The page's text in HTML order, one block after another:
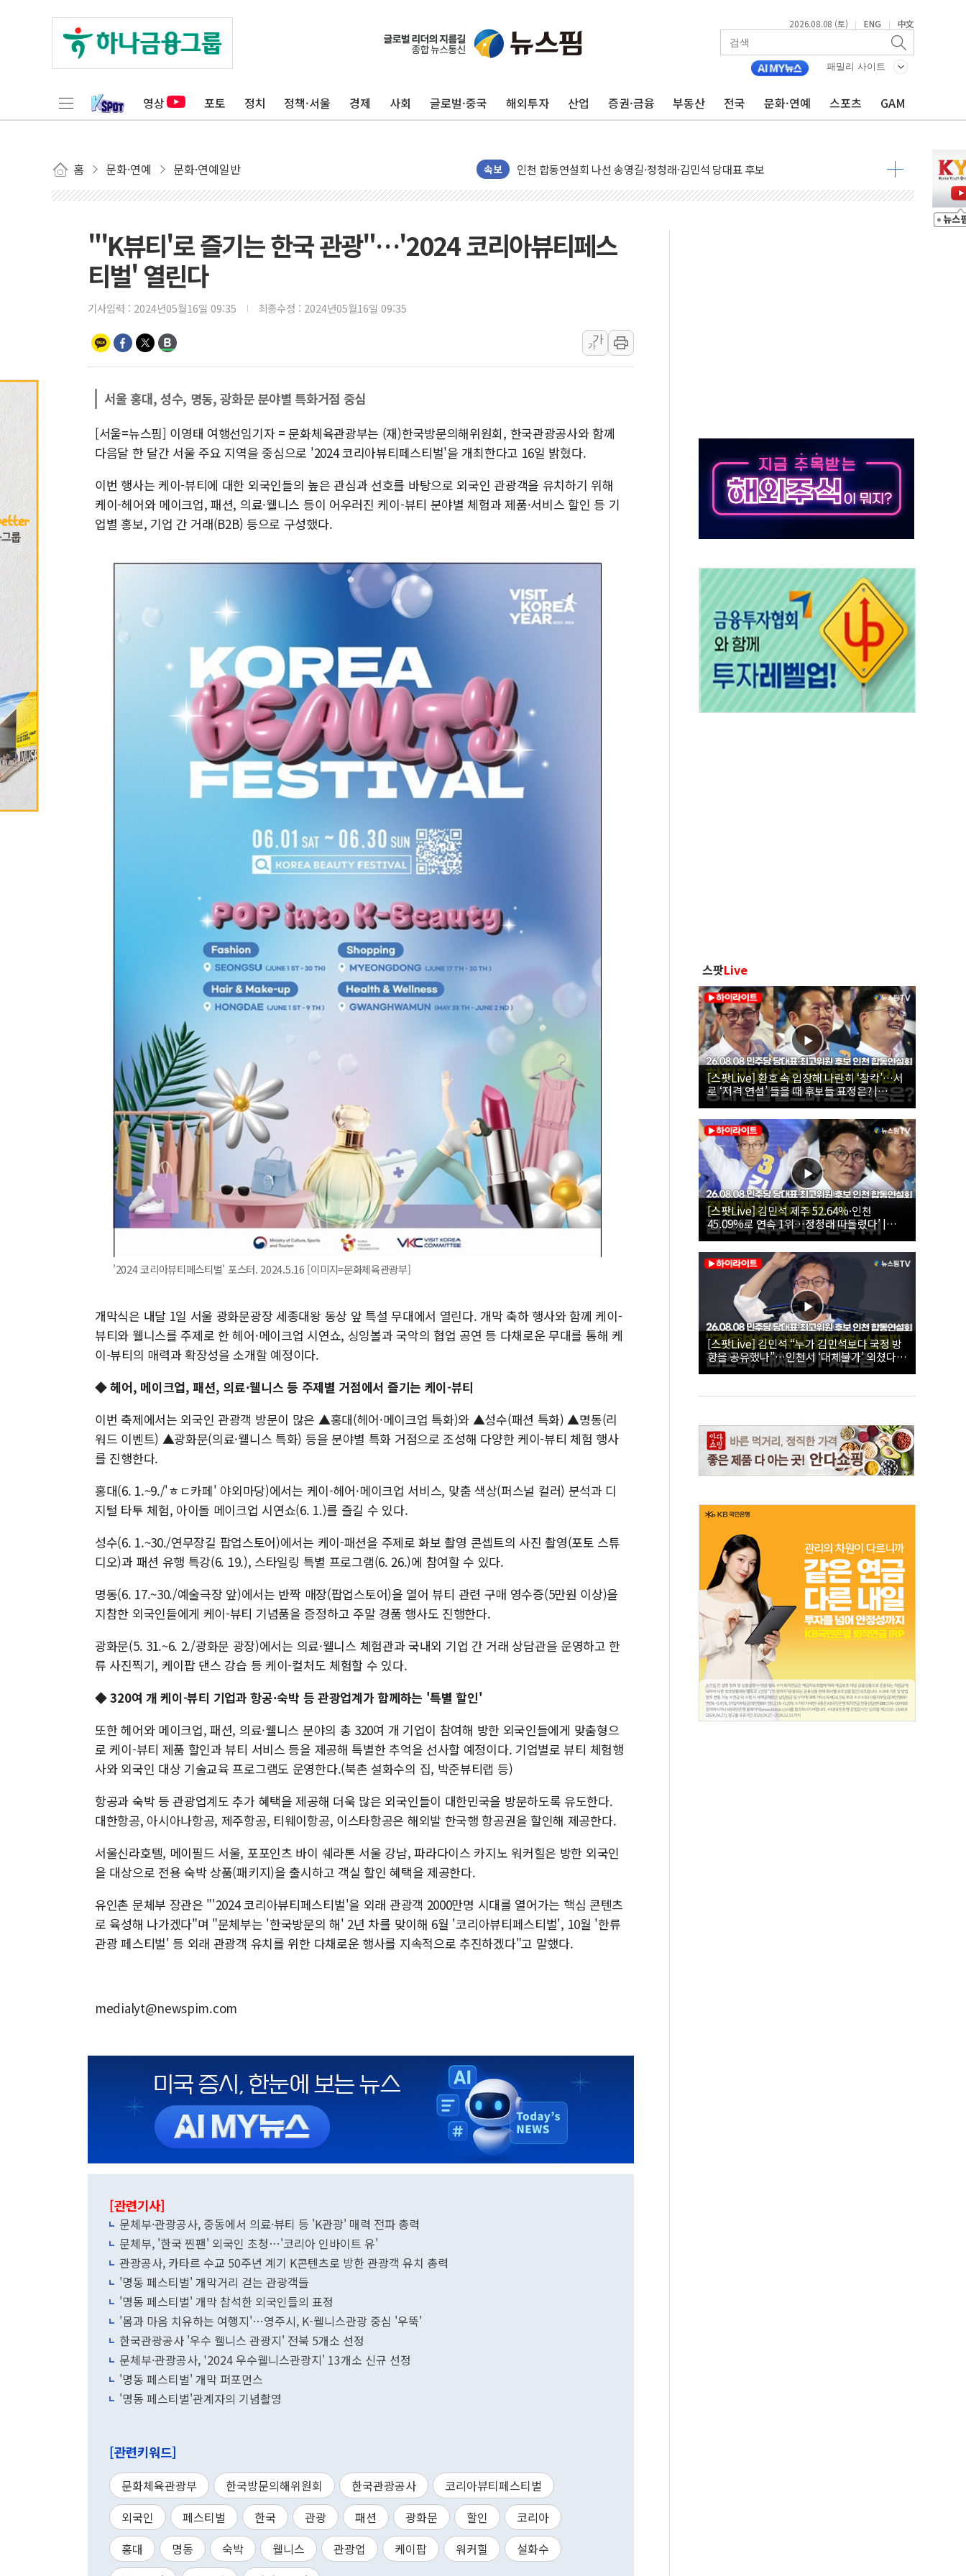
2026.08.08 (토) | ENG | 中文
패밀리 사이트
영상 포토 정치 정책·서울 경제 사회 글로벌·중국 해외투자 산업 증권·금융 부동산 전국 문화·연예 스포츠 GAM
홈 문화·연예 문화·연예일반 속보
울진·영덕 '호우특보'-포항 '산사태 주의보'...경북도, 호우 피해·통제구간 없어
김민석, 2주차 제주·인천 경선서 정청래에 승리...47.75% vs 42.08%
인사하는 김민석 당대표 후보
[속보] 민주, 인천 경선 결과 발표...김민석 45.09% 정청래 43.27% 송영길 11.63%
[속보] 민주, 제주 경선 결과 발표...김민석 52.64% 정청래 39.89% 송영길 7.47%
강릉·동해·삼척 시간당 최대 50㎜ 폭우…강원 동해안 강한 비 이어져
폐기물 수거하다 참변…60대 환경미화원 수거차에 치여 사망
서울 중랑구 주택가서 흉기 난동…60대 남성 2명 숨져
추미애, '위안부' 피해자 기림의 날 참석..."국제적 시민 연대로 목소리 내야"
인천 선재도 갯벌서 해루질 중 실종 60대 나흘만에 숨진 채 발견
인천서 말다툼 중 어머니 흉기 살해 10대 아들 체포
'화합' 꺼낸 김민석에 '뻔뻔' 받아친 정청래…제주 연설서 신경전 고조
李대통령, ISA 개편 재검토 지시…與 "적극 환영"·野 "졸속 국정"
"'K뷰티'로 즐기는 한국 관광"…'2024 코리아뷰티페스
티벌' 열린다
기사입력 : 2024년05월16일 09:35 최종수정 : 2024년05월16일 09:35
가
가
서울 홍대, 성수, 명동, 광화문 분야별 특화거점 중심
[서울=뉴스핌] 이영태 여행선임기자 = 문화체육관광부는 (재)한국방문의해위원회, 한국관광공사와 함께
다음달 한 달간 서울 주요 지역을 중심으로 '2024 코리아뷰티페스티벌'을 개최한다고 16일 밝혔다.
이번 행사는 케이-뷰티에 대한 외국인들의 높은 관심과 선호를 바탕으로 외국인 관광객을 유치하기 위해
케이-헤어와 메이크업, 패션, 의료·웰니스 등이 어우러진 케이-뷰티 분야별 체험과 제품·서비스 할인 등 기
업별 홍보, 기업 간 거래(B2B) 등으로 구성했다.
'2024 코리아뷰티페스티벌' 포스터. 2024.5.16 [이미지=문화체육관광부]
개막식은 내달 1일 서울 광화문광장 세종대왕 동상 앞 특설 무대에서 열린다. 개막 축하 행사와 함께 케이-
뷰티와 웰니스를 주제로 한 헤어·메이크업 시연쇼, 싱잉볼과 국악의 협업 공연 등 다채로운 무대를 통해 케
이-뷰티의 매력과 확장성을 소개할 예정이다.
◆헤어, 메이크업, 패션, 의료·웰니스 등 주제별 거점에서 즐기는 케이-뷰티
이번 축제에서는 외국인 관광객 방문이 많은 ▲홍대(헤어·메이크업 특화)와 ▲성수(패션 특화) ▲명동(리
워드 이벤트) ▲광화문(의료·웰니스 특화) 등을 분야별 특화 거점으로 조성해 다양한 케이-뷰티 체험 행사
를 진행한다.
홍대(6. 1.~9./'ㅎㄷ카페' 야외마당)에서는 케이-헤어·메이크업 서비스, 맞춤 색상(퍼스널 컬러) 분석과 디
지털 타투 체험, 아이돌 메이크업 시연쇼(6. 1.)를 즐길 수 있다.
성수(6. 1.~30./연무장길 팝업스토어)에서는 케이-패션을 주제로 화보 촬영 콘셉트의 사진 촬영(포토 스튜
디오)과 패션 유행 특강(6. 19.), 스타일링 특별 프로그램(6. 26.)에 참여할 수 있다.
명동(6. 17.~30./예술극장 앞)에서는 반짝 매장(팝업스토어)을 열어 뷰티 관련 구매 영수증(5만원 이상)을
지참한 외국인들에게 케이-뷰티 기념품을 증정하고 주말 경품 행사도 진행한다.
광화문(5. 31.~6. 2./광화문 광장)에서는 의료·웰니스 체험관과 국내외 기업 간 거래 상담관을 운영하고 한
류 사진찍기, 케이팝 댄스 강습 등 케이-컬처도 체험할 수 있다.
◆320여 개 케이-뷰티 기업과 항공·숙박 등 관광업계가 함께하는 '특별 할인'
또한 헤어와 메이크업, 패션, 의료·웰니스 분야의 총 320여 개 기업이 참여해 방한 외국인들에게 맞춤형으
로 케이-뷰티 제품 할인과 뷰티 서비스 등을 제공해 특별한 추억을 선사할 예정이다. 기업별로 뷰티 체험행
사와 외국인 대상 기술교육 프로그램도 운영한다.(북촌 설화수의 집, 박준뷰티랩 등)
항공과 숙박 등 관광업계도 추가 혜택을 제공해 더욱 많은 외국인들이 대한민국을 방문하도록 유도한다.
대한항공, 아시아나항공, 제주항공, 티웨이항공, 이스타항공은 해외발 한국행 항공권을 할인해 제공한다.
서울신라호텔, 메이필드 서울, 포포인츠 바이 쉐라톤 서울 강남, 파라다이스 카지노 워커힐은 방한 외국인
을 대상으로 전용 숙박 상품(패키지)을 출시하고 객실 할인 혜택을 제공한다.
유인촌 문체부 장관은 "'2024 코리아뷰티페스티벌'을 외래 관광객 2000만명 시대를 열어가는 핵심 콘텐츠
로 육성해 나가겠다"며 "문체부는 '한국방문의 해' 2년 차를 맞이해 6월 '코리아뷰티페스티벌', 10월 '한류
관광 페스티벌' 등 외래 관광객 유치를 위한 다채로운 행사를 지속적으로 추진하겠다"고 말했다.
medialyt@newspim.com
[관련기사]
문체부·관광공사, 중동에서 의료·뷰티 등 'K관광' 매력 전파 총력
문체부, '한국 찐팬' 외국인 초청…'코리아 인바이트 유'
관광공사, 카타르 수교 50주년 계기 K콘텐츠로 방한 관광객 유치 총력
'명동 페스티벌' 개막거리 걷는 관광객들
'명동 페스티벌' 개막 참석한 외국인들의 표정
'몸과 마음 치유하는 여행지'…영주시, K-웰니스관광 중심 '우뚝'
한국관광공사 '우수 웰니스 관광지' 전북 5개소 선정
문체부·관광공사, '2024 우수웰니스관광지' 13개소 신규 선정
'명동 페스티벌' 개막 퍼포먼스
'명동 페스티벌'관계자의 기념촬영
[관련키워드]
문화체육관광부 한국방문의해위원회 한국관광공사
코리아뷰티페스티벌
외국인
페스티벌 한국 관광 패션 광화문 할인
코리아
홍대
명동 숙박 웰니스 관광업 케이팝 워커힐
설화수
스팟Live
[스팟Live] 환호 속 입장해 나란히 ‘찰칵’…서
로 ‘저격 연설’ 들을 때 후보들 표정은? |
26.08.08 더불어민주당 당대표·최고위원 후
보 인천 합동연설회
[스팟Live] 김민석 제주 52.64%·인천
45.09%로 연속 1위…정청래 따돌렸다’ |
26.08.08 더불어민주당 당대표·최고위원 후
보 인천 합동연설회
[스팟Live] 김민석 “누가 김민석보다 국정 방
향을 공유했나”…인천서 ‘대체불가’ 외쳤다 |
26.08.08 더불어민주당 당대표·최고위원 후